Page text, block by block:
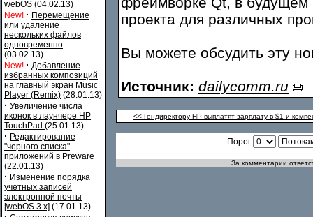
webOS (04.02.13)
New! · Перемещение
или удаление
нескольких файлов
одновременно
(03.02.13)
New! · Добавление
избранных композиций
на главный экран Music
Player (Remix) (28.01.13)
· Увеличение числа
иконок в лаунчере HP
TouchPad (25.01.13)
· Редактирование
"черного списка"
приложений в Preware
(22.01.13)
· Изменение порядка
учетных записей
электронной почты
[webOS 3.x] (17.01.13)
проекта для различных
Вы можете обсудить эту
Источник: dailycomm.ru
<< Гендиректору HP выплатят зарплату в $1 и
Порог
За комментарии